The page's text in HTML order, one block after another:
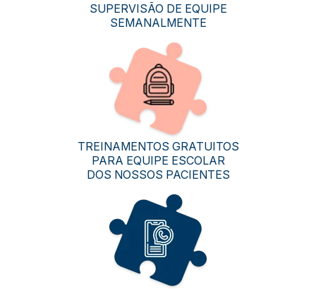
SUPERVISÃO DE EQUIPE
SEMANALMENTE
TREINAMENTOS GRATUITOS
PARA EQUIPE ESCOLAR
DOS NOSSOS PACIENTES